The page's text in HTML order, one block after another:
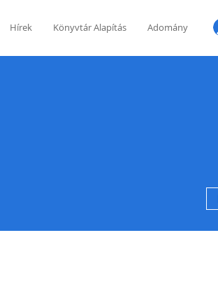
Hírek Könyvtár Alapítás Adomány